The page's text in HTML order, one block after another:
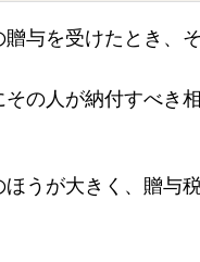
与を受けたとき、
の人が納付すべき
うが大きく、贈与